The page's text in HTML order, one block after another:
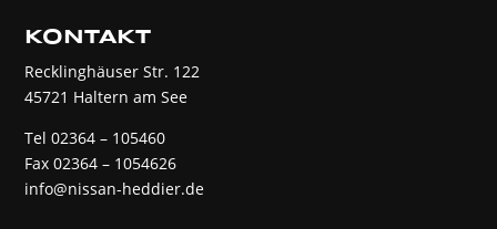
KONTAKT
Recklinghäuser Str. 122
45721 Haltern am See
Tel 02364 – 105460
Fax 02364 – 1054626
info@nissan-heddier.de